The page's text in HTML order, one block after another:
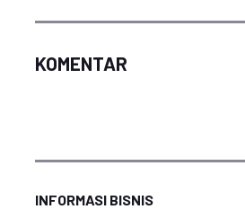
KOMENTAR
INFORMASI BISNIS